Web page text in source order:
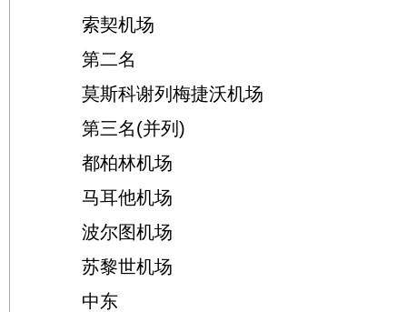
索契机场
第二名
莫斯科谢列梅捷沃机场
第三名(并列)
都柏林机场
马耳他机场
波尔图机场
苏黎世机场
中东